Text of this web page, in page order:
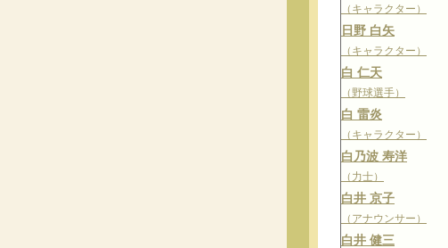
（キャラクター）
日野 白矢
（キャラクター）
白 仁天
（野球選手）
白 雷炎
（キャラクター）
白乃波 寿洋
（力士）
白井 京子
（アナウンサー）
白井 健三